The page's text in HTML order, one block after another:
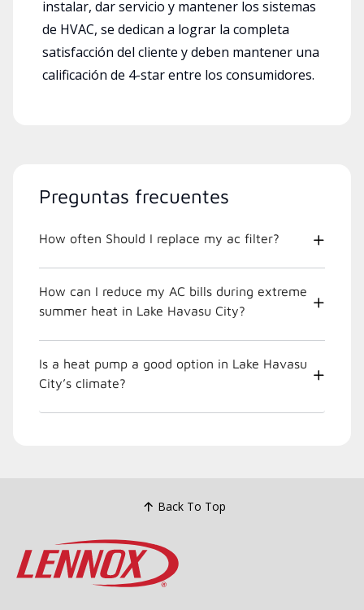
instalar, dar servicio y mantener los sistemas
de HVAC, se dedican a lograr la completa
satisfacción del cliente y deben mantener una
calificación de 4-star entre los consumidores.
Preguntas frecuentes
How often Should I replace my ac filter?
How can I reduce my AC bills during extreme
summer heat in Lake Havasu City?
Is a heat pump a good option in Lake Havasu
City’s climate?
Back To Top